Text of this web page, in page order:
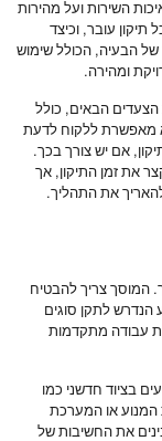
השירות ועל מהירות
עובר, וכיצד
הבעיה, הכולל שימוש
ומהירה.
הבאים, כולל
מאפשרת ללקוח לדעת
אם יש צורך בכך.
את זמן התיקון, אך
את התהליך.
המוסך צריך להבטיח
לתקן סוגים
עבודה מתקדמות
בציוד חדשני כמו
המנוע או המערכת
את החשיבות של